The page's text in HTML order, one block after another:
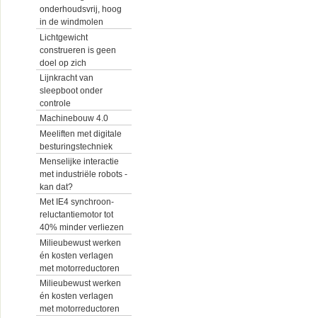
onderhoudsvrij, hoog
in de windmolen
Lichtgewicht
construeren is geen
doel op zich
Lijnkracht van
sleepboot onder
controle
Machinebouw 4.0
Meeliften met digitale
besturingstechniek
Menselijke interactie
met industriële robots -
kan dat?
Met IE4 synchroon-
reluctantiemotor tot
40% minder verliezen
Milieubewust werken
én kosten verlagen
met motorreductoren
Milieubewust werken
én kosten verlagen
met motorreductoren